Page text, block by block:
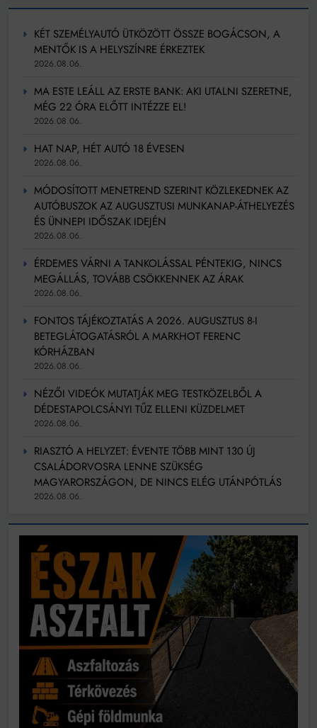
KÉT SZEMÉLYAUTÓ ÜTKÖZÖTT ÖSSZE BOGÁCSON, A
MENTŐK IS A HELYSZÍNRE ÉRKEZTEK
2026.08.06.
MA ESTE LEÁLL AZ ERSTE BANK: AKI UTALNI SZERETNE,
MÉG 22 ÓRA ELŐTT INTÉZZE EL!
2026.08.06.
HAT NAP, HÉT AUTÓ 18 ÉVESEN
2026.08.06.
MÓDOSÍTOTT MENETREND SZERINT KÖZLEKEDNEK AZ
AUTÓBUSZOK AZ AUGUSZTUSI MUNKANAP-ÁTHELYEZÉS
ÉS ÜNNEPI IDŐSZAK IDEJÉN
2026.08.06.
ÉRDEMES VÁRNI A TANKOLÁSSAL PÉNTEKIG, NINCS
MEGÁLLÁS, TOVÁBB CSÖKKENNEK AZ ÁRAK
2026.08.06.
FONTOS TÁJÉKOZTATÁS A 2026. AUGUSZTUS 8-I
BETEGLÁTOGATÁSRÓL A MARKHOT FERENC
KÓRHÁZBAN
2026.08.06.
NÉZŐI VIDEÓK MUTATJÁK MEG TESTKÖZELBŐL A
DÉDESTAPOLCSÁNYI TŰZ ELLENI KÜZDELMET
2026.08.06.
RIASZTÓ A HELYZET: ÉVENTE TÖBB MINT 130 ÚJ
CSALÁDORVOSRA LENNE SZÜKSÉG
MAGYARORSZÁGON, DE NINCS ELÉG UTÁNPÓTLÁS
2026.08.06.